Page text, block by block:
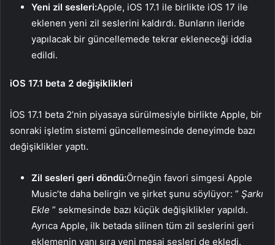
Yeni zil sesleri:Apple, iOS 17.1 ile birlikte iOS 17 ile
eklenen yeni zil seslerini kaldırdı. Bunların ileride
yapılacak bir güncellemede tekrar ekleneceği iddia
edildi.
iOS 17.1 beta 2 değişiklikleri
İOS 17.1 beta 2’nin piyasaya sürülmesiyle birlikte Apple, bir
sonraki işletim sistemi güncellemesinde deneyimde bazı
değişiklikler yaptı.
Zil sesleri geri döndü:Örneğin favori simgesi Apple
Music’te daha belirgin ve şirket şunu söylüyor: ” Şarkı
Ekle ” sekmesinde bazı küçük değişiklikler yapıldı.
Ayrıca Apple, ilk betada silinen tüm zil seslerini geri
eklemenin yanı sıra yeni mesaj sesleri de ekledi.